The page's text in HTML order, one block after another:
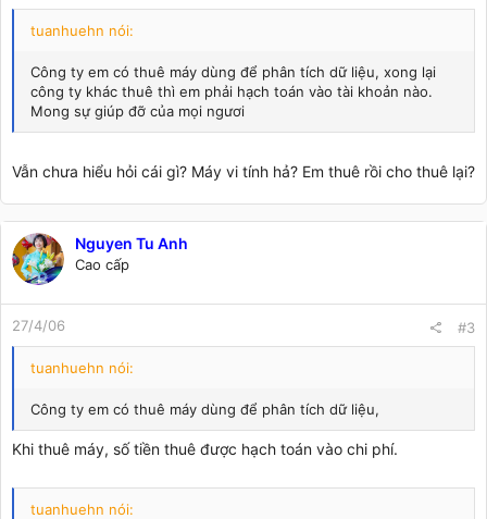
tuanhuehn nói:
Công ty em có thuê máy dùng để phân tích dữ liệu, xong lại
công ty khác thuê thì em phải hạch toán vào tài khoản nào.
Mong sự giúp đỡ của mọi ngươi
Vẫn chưa hiểu hỏi cái gì? Máy vi tính hả? Em thuê rồi cho thuê lại?
Nguyen Tu Anh
Cao cấp
27/4/06 #3
tuanhuehn nói:
Công ty em có thuê máy dùng để phân tích dữ liệu,
Khi thuê máy, số tiền thuê được hạch toán vào chi phí.
tuanhuehn nói: